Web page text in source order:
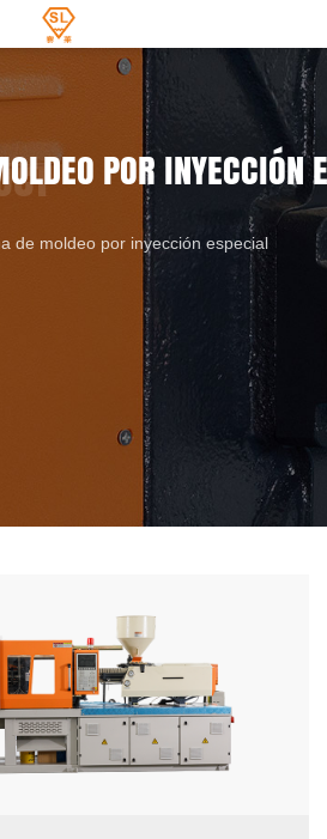
POR INYECCIÓN
de moldeo por inyección especial